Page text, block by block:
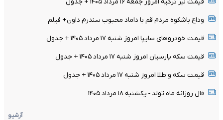
وداع باشکوه مردم قم با داماد محبوب سندرم داون+ فیلم
قیمت خودرو‌های سایپا امروز شنبه ۱۷ مرداد ۱۴۰۵ + جدول
قیمت سکه پارسیان امروز شنبه ۱۷ مرداد ۱۴۰۵ + جدول
قیمت سکه و طلا امروز شنبه ۱۷ مرداد ۱۴۰۵ + جدول
فال روزانه ماه تولد - یکشنبه ۱۸ مرداد ۱۴۰۵
آرشیو